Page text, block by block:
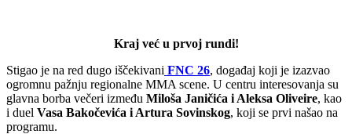
Kraj već u prvoj rundi!
Stigao je na red dugo iščekivani FNC 26, događaj koji je izazvao
ogromnu pažnju regionalne MMA scene. U centru interesovanja su
glavna borba večeri između Miloša Janičića i Aleksa Oliveire, kao
i duel Vasa Bakočevića i Artura Sovinskog, koji se prvi našao na
programu.